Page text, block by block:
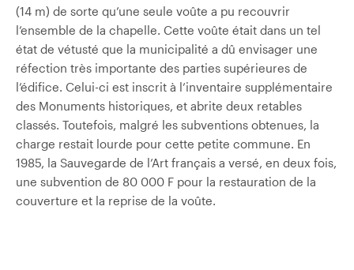
(14 m) de sorte qu’une seule voûte a pu recouvrir
l’ensemble de la chapelle. Cette voûte était dans un tel
état de vétusté que la municipalité a dû envisager une
réfection très importante des parties supérieures de
l’édifice. Celui-ci est inscrit à l’inventaire supplémentaire
des Monuments historiques, et abrite deux retables
classés. Toutefois, malgré les subventions obtenues, la
charge restait lourde pour cette petite commune. En
1985, la Sauvegarde de l’Art français a versé, en deux fois,
une subvention de 80 000 F pour la restauration de la
couverture et la reprise de la voûte.